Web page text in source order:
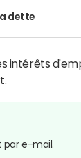
dette
intérêts
par e-mail.